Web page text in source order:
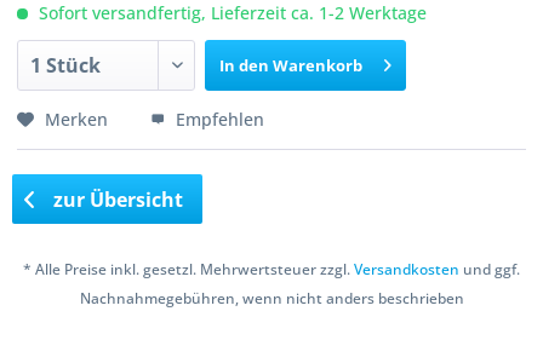
Sofort versandfertig, Lieferzeit ca. 1-2 Werktage
In den Warenkorb
Merken Empfehlen
zur Übersicht
* Alle Preise inkl. gesetzl. Mehrwertsteuer zzgl.Versandkosten und ggf.
Nachnahmegebühren, wenn nicht anders beschrieben